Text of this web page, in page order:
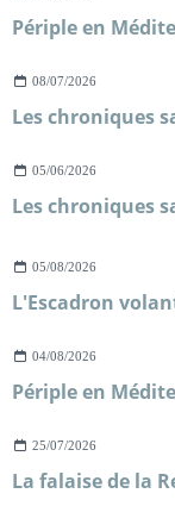
Périple en
08/07/2026
05/06/2026
05/08/2026
L'Escadron
04/08/2026
Périple en
25/07/2026